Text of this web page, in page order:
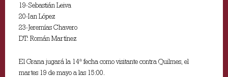
19-Sebastián Leiva
20-Ian López
23-Jeremías Chavero
DT: Román Martínez
El Grana jugará la 14ª fecha como visitante contra Quilmes, el
martes 19 de mayo a las 15:00.